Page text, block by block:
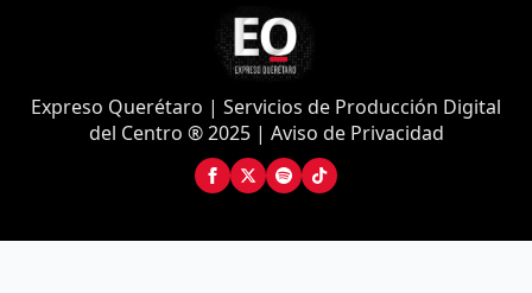
Expreso Querétaro | Servicios de Producción Digital
del Centro ® 2025 | Aviso de Privacidad